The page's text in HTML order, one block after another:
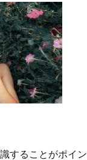
することがポイン